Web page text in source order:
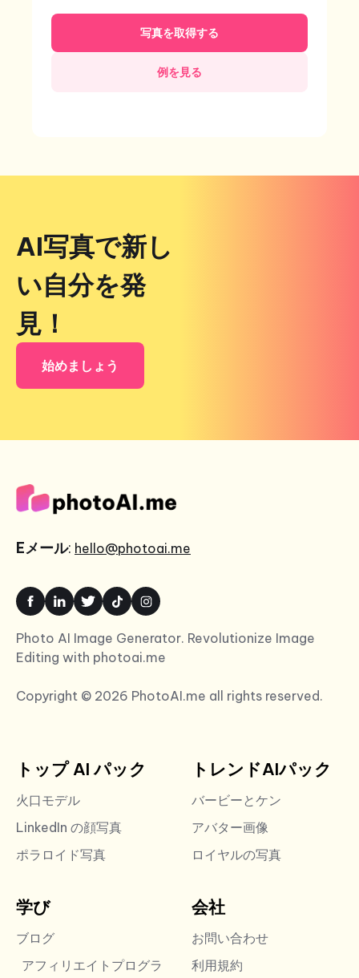
写真を取得する
例を見る
AI写真で新し
い自分を発
見！
始めましょう
Eメール: hello@photoai.me
Photo AI Image Generator. Revolutionize Image
Editing with photoai.me
Copyright © 2026 PhotoAI.me all rights reserved.
トップ AI パック
火口モデル
LinkedIn の顔写真
ポラロイド写真
トレンドAIパック
バービーとケン
アバター画像
ロイヤルの写真
学び
ブログ
アフィリエイトプログラ
会社
お問い合わせ
利用規約